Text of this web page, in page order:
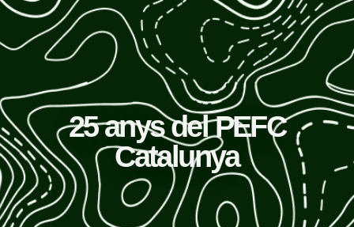
25 anys del PEFC
Catalunya